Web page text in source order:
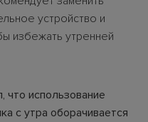
устройство и
избежать утренней
что использование
с утра оборачивается